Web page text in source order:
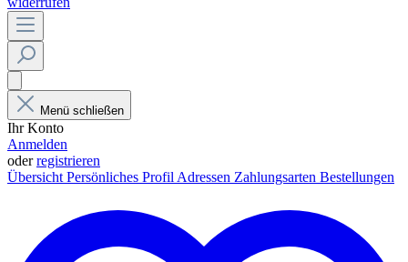
Menü schließen
Ihr Konto
Anmelden
oderregistrieren
Übersicht Persönliches Profil Adressen Zahlungsarten Bestellungen